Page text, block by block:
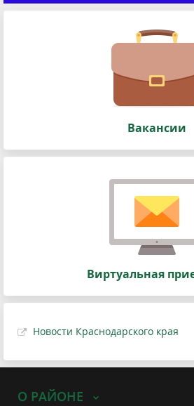
Вакансии
Виртуальная
Новости Краснодарского края
О РАЙОНЕ